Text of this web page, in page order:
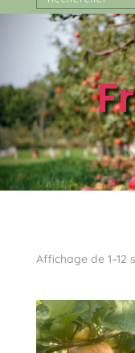
Affichage de 1–12